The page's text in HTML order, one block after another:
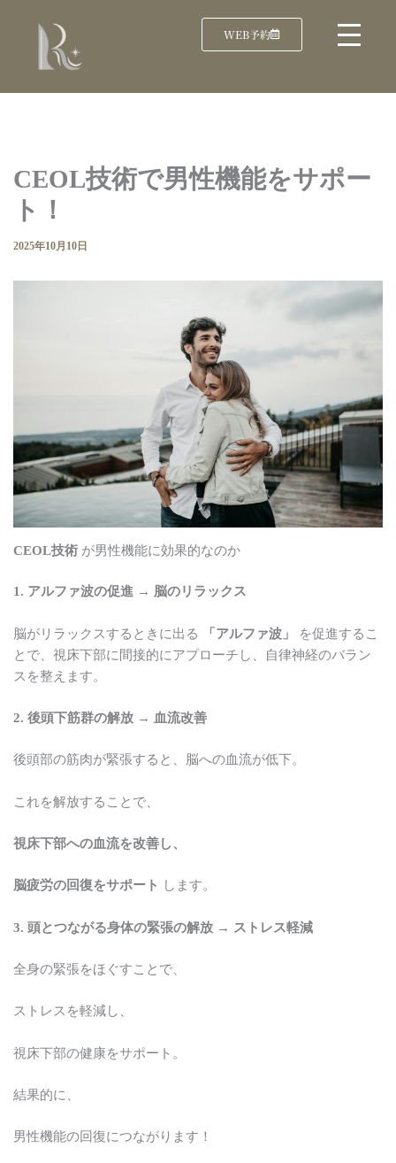
WEB予約
CEOL技術で男性機能をサポー
ト！
2025年10月10日
CEOL技術が男性機能に効果的なのか
1. アルファ波の促進 → 脳のリラックス
脳がリラックスするときに出る 「アルファ波」
を促進するこ
とで、視床下部に間接的にアプローチし、自律神経のバラン
スを整えます。
2. 後頭下筋群の解放 → 血流改善
後頭部の筋肉が緊張すると、脳への血流が低下。
これを解放することで、
視床下部への血流を改善し、
脳疲労の回復をサポート します。
3. 頭とつながる身体の緊張の解放 → ストレス軽減
全身の緊張をほぐすことで、
ストレスを軽減し、
視床下部の健康をサポート。
結果的に、
男性機能の回復につながります！